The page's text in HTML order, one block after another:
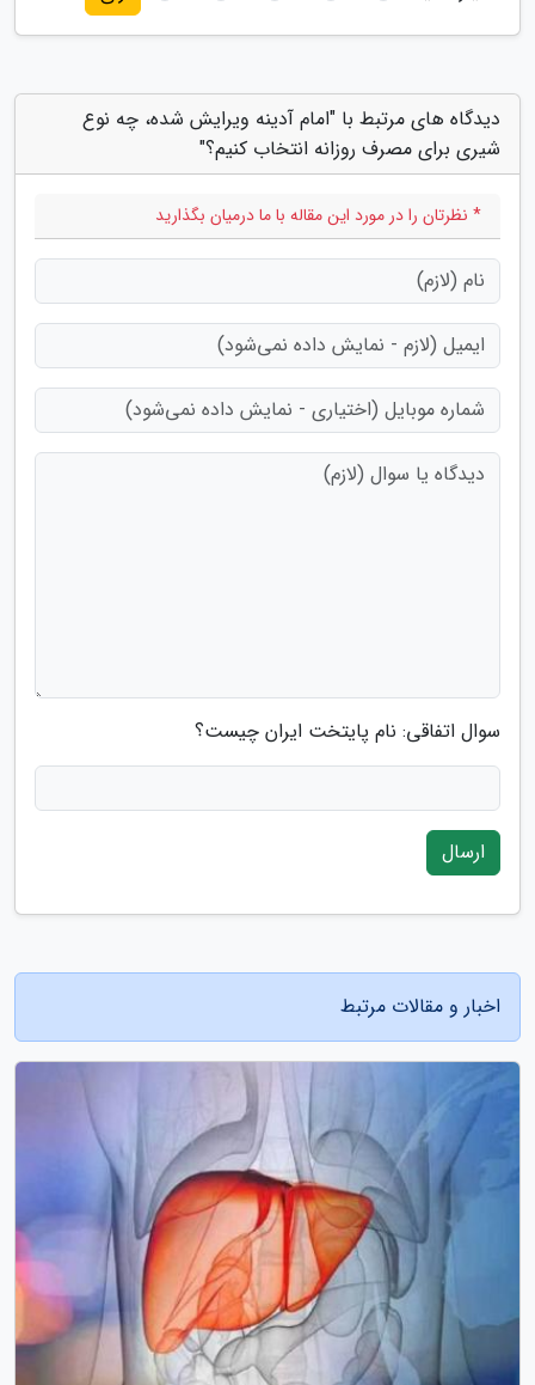
دیدگاه های مرتبط با "امام آدینه ویرایش شده، چه نوع
شیری برای مصرف روزانه انتخاب کنیم؟"
* نظرتان را در مورد این مقاله با ما درمیان بگذارید
سوال اتفاقی: نام پایتخت ایران چیست؟
ارسال
اخبار و مقالات مرتبط